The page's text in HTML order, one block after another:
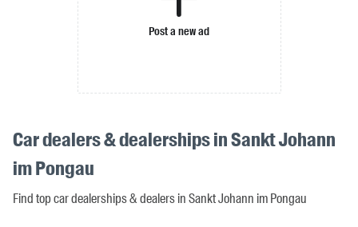
Post a new ad
Car dealers & dealerships in Sankt Johann
im Pongau
Find top car dealerships & dealers in Sankt Johann im Pongau